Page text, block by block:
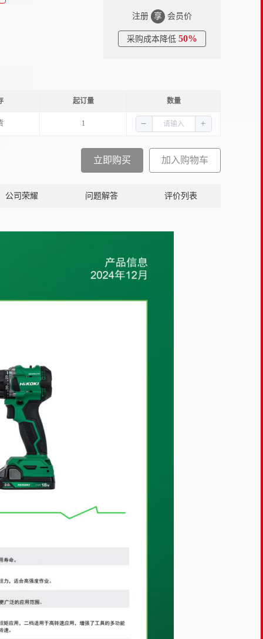
注册 享 会员价
采购成本降低 50%
起订量 数量
1
立即购买 加入购物车
公司荣耀 问题解答 评价列表